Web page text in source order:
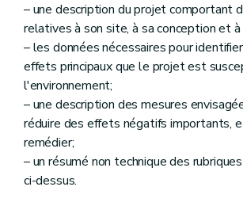
– une description du projet comportant
relatives à son site, à sa conception et à
– les données nécessaires pour
effets principaux que le projet est
l'environnement;
– une description des mesures
réduire des effets négatifs importants,
remédier;
– un résumé non technique des
ci-dessus.